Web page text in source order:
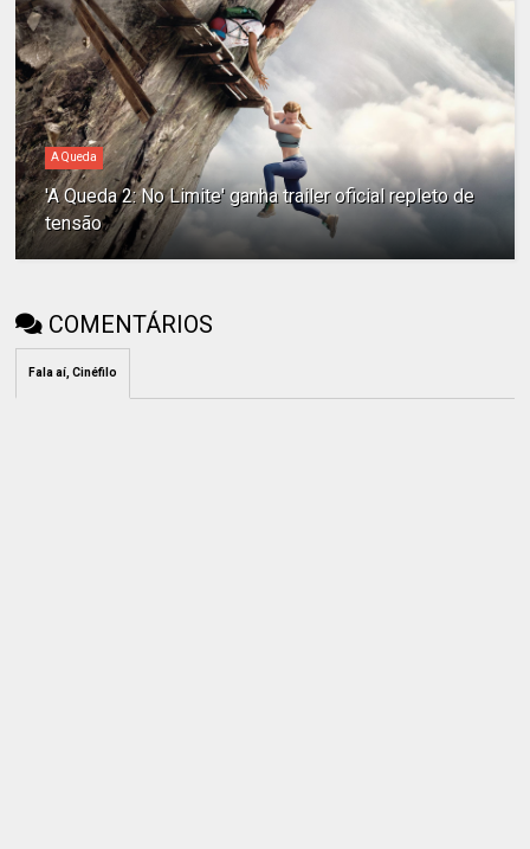
A Queda
'A Queda 2: No Limite' ganha trailer oficial repleto de
tensão
COMENTÁRIOS
Fala aí, Cinéfilo